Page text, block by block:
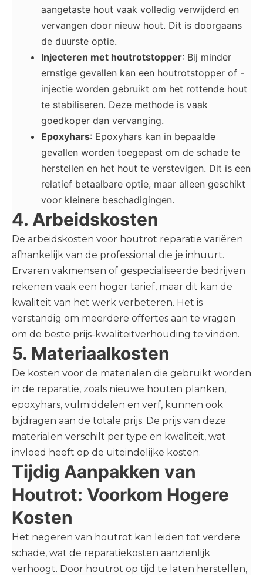
aangetaste hout vaak volledig verwijderd en
vervangen door nieuw hout. Dit is doorgaans
de duurste optie.
Injecteren met houtrotstopper: Bij minder
ernstige gevallen kan een houtrotstopper of -
injectie worden gebruikt om het rottende hout
te stabiliseren. Deze methode is vaak
goedkoper dan vervanging.
Epoxyhars: Epoxyhars kan in bepaalde
gevallen worden toegepast om de schade te
herstellen en het hout te verstevigen. Dit is een
relatief betaalbare optie, maar alleen geschikt
voor kleinere beschadigingen.
4. Arbeidskosten
De arbeidskosten voor houtrot reparatie variëren
afhankelijk van de professional die je inhuurt.
Ervaren vakmensen of gespecialiseerde bedrijven
rekenen vaak een hoger tarief, maar dit kan de
kwaliteit van het werk verbeteren. Het is
verstandig om meerdere offertes aan te vragen
om de beste prijs-kwaliteitverhouding te vinden.
5. Materiaalkosten
De kosten voor de materialen die gebruikt worden
in de reparatie, zoals nieuwe houten planken,
epoxyhars, vulmiddelen en verf, kunnen ook
bijdragen aan de totale prijs. De prijs van deze
materialen verschilt per type en kwaliteit, wat
invloed heeft op de uiteindelijke kosten.
Tijdig Aanpakken van
Houtrot: Voorkom Hogere
Kosten
Het negeren van houtrot kan leiden tot verdere
schade, wat de reparatiekosten aanzienlijk
verhoogt. Door houtrot op tijd te laten herstellen,